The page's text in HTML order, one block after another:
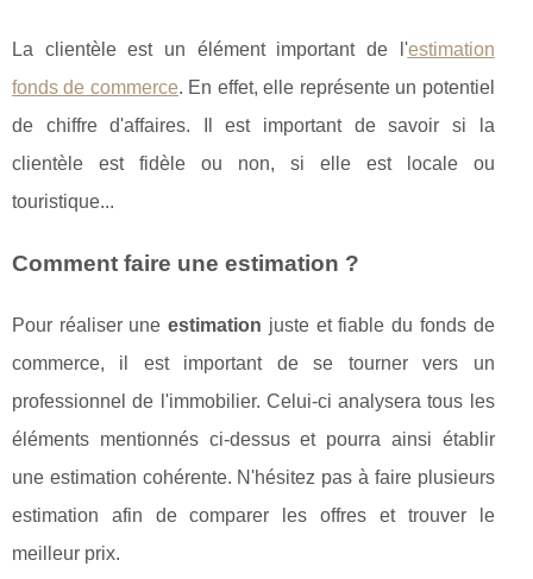
La clientèle est un élément important de l'estimation
fonds de commerce. En effet, elle représente un potentiel
de chiffre d'affaires. Il est important de savoir si la
clientèle est fidèle ou non, si elle est locale ou
touristique...
Comment faire une estimation ?
Pour réaliser uneestimation juste et fiable du fonds de
commerce, il est important de se tourner vers un
professionnel de l'immobilier. Celui-ci analysera tous les
éléments mentionnés ci-dessus et pourra ainsi établir
une estimation cohérente. N'hésitez pas à faire plusieurs
estimation afin de comparer les offres et trouver le
meilleur prix.